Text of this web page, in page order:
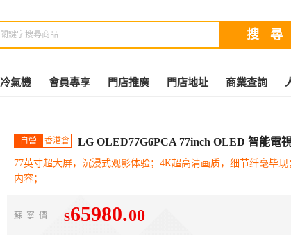
冷氣機 會員專享 門店推廣 門店地址 商業查詢
自營 香港倉 LG OLED77G6PCA 77inch OLED 智能電
77英寸超大屏，沉浸式观影体验；4K超高清画质，细节纤毫毕
内容；
蘇寧價 $65980.00